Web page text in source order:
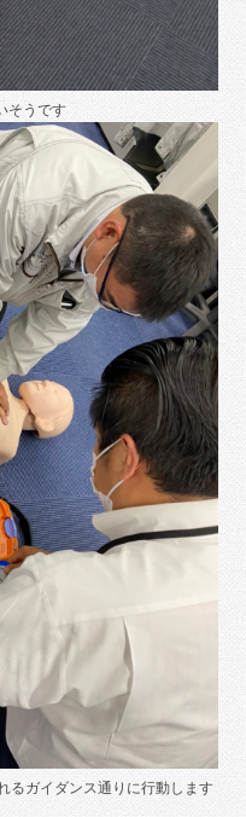
そうです
ガイダンス通りに行動します